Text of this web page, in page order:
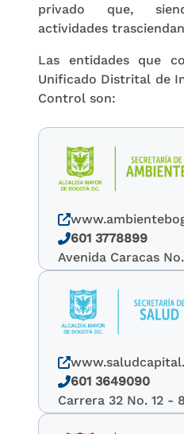
privado que,
actividades
Las entidades que
Unificado Distrital de
Control son:
601 3778899
Avenida Caracas
601 3649090
Carrera 32 No. 12 -